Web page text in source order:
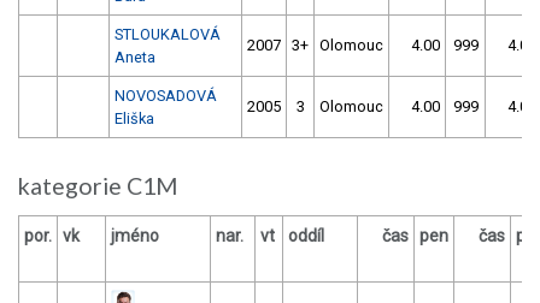
STLOUKALOVÁ
Aneta
2007 3+ Olomouc 4.00 999 4.00
NOVOSADOVÁ
Eliška
2005 3 Olomouc 4.00 999 4.00
kategorie C1M
por. vk jméno nar. vt oddíl čas pen čas